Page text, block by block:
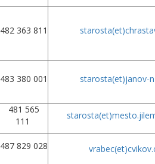
482 363 811 starosta(et)
483 380 001 starosta(et)janov-
481 565
111
starosta(et)
487 829 028 vrabec(et)